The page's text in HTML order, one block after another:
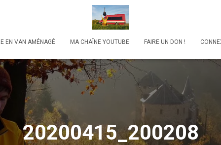
EN VAN AMÉNAGÉ MA CHAÎNE YOUTUBE FAIRE UN DON !
20200415_200208